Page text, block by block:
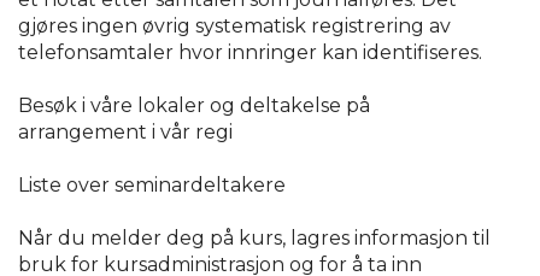
gjøres ingen øvrig systematisk registrering av
telefonsamtaler hvor innringer kan identifiseres.
Besøk i våre lokaler og deltakelse på
arrangement i vår regi
Liste over seminardeltakere
Når du melder deg på kurs, lagres informasjon til
bruk for kursadministrasjon og for å ta inn